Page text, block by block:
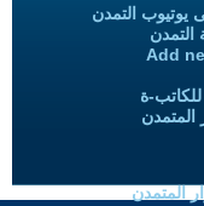
يوتيوب التمدن
التمدن
Add
ة
المتمدن
المتمدن